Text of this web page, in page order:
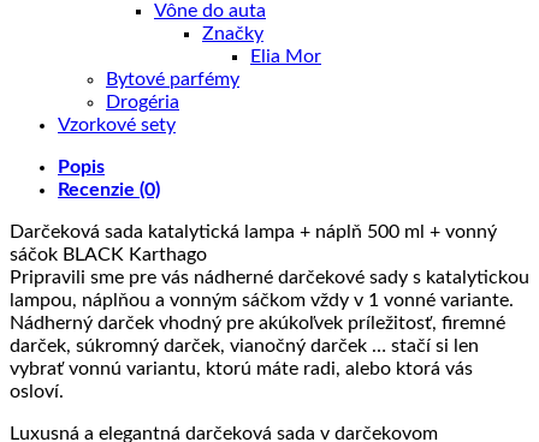
Vône do auta
Značky
Elia Mor
Bytové parfémy
Drogéria
Vzorkové sety
Popis
Recenzie (0)
Darčeková sada katalytická lampa + náplň 500 ml + vonný
sáčok BLACK Karthago
Pripravili sme pre vás nádherné darčekové sady s katalytickou
lampou, náplňou a vonným sáčkom vždy v 1 vonné variante.
Nádherný darček vhodný pre akúkoľvek príležitosť, firemné
darček, súkromný darček, vianočný darček … stačí si len
vybrať vonnú variantu, ktorú máte radi, alebo ktorá vás
osloví.
Luxusná a elegantná darčeková sada v darčekovom